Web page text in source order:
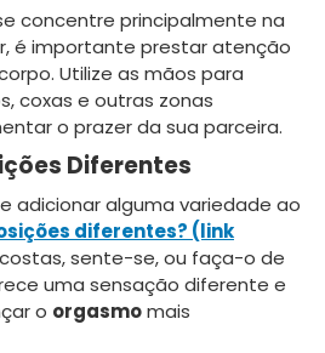
concentre principalmente na
é importante prestar atenção
Utilize as mãos para
coxas e outras zonas
o prazer da sua parceira.
Diferentes
adicionar alguma variedade ao
diferentes? (link
sente-se, ou faça-o de
uma sensação diferente e
o orgasmomais